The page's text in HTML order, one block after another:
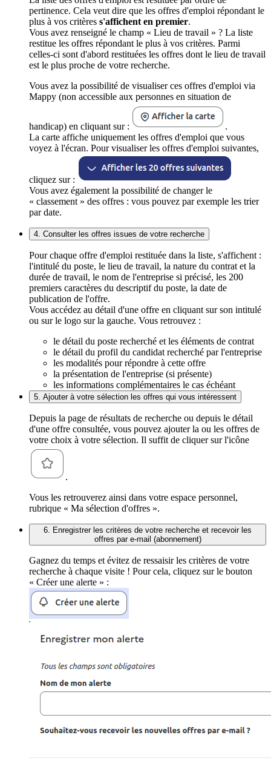
pertinence. Cela veut dire que les offres d'emploi répondant le
plus à vos critères s'affichent en premier.
Vous avez renseigné le champ « Lieu de travail » ? La liste
restitue les offres répondant le plus à vos critères. Parmi
celles-ci sont d'abord restituées les offres dont le lieu de travail
est le plus proche de votre recherche.
Vous avez la possibilité de visualiser ces offres d'emploi via
Mappy (non accessible aux personnes en situation de
handicap) en cliquant sur :
.
La carte affiche uniquement les offres d'emploi que vous
voyez à l'écran. Pour visualiser les offres d'emploi suivantes,
cliquez sur :
Vous avez également la possibilité de changer le
« classement » des offres : vous pouvez par exemple les trier
par date.
4. Consulter les offres issues de votre recherche
Pour chaque offre d'emploi restituée dans la liste, s'affichent :
l'intitulé du poste, le lieu de travail, la nature du contrat et la
durée de travail, le nom de l'entreprise si précisé, les 200
premiers caractères du descriptif du poste, la date de
publication de l'offre.
Vous accédez au détail d'une offre en cliquant sur son intitulé
ou sur le logo sur la gauche. Vous retrouvez :
le détail du poste recherché et les éléments de contrat
le détail du profil du candidat recherché par l'entreprise
les modalités pour répondre à cette offre
la présentation de l'entreprise (si présente)
les informations complémentaires le cas échéant
5. Ajouter à votre sélection les offres qui vous intéressent
Depuis la page de résultats de recherche ou depuis le détail
d'une offre consultée, vous pouvez ajouter la ou les offres de
votre choix à votre sélection. Il suffit de cliquer sur l'icône
.
Vous les retrouverez ainsi dans votre espace personnel,
rubrique « Ma sélection d'offres ».
6. Enregistrer les critères de votre recherche et recevoir les
offres par e-mail (abonnement)
Gagnez du temps et évitez de ressaisir les critères de votre
recherche à chaque visite ! Pour cela, cliquez sur le bouton
« Créer une alerte » :